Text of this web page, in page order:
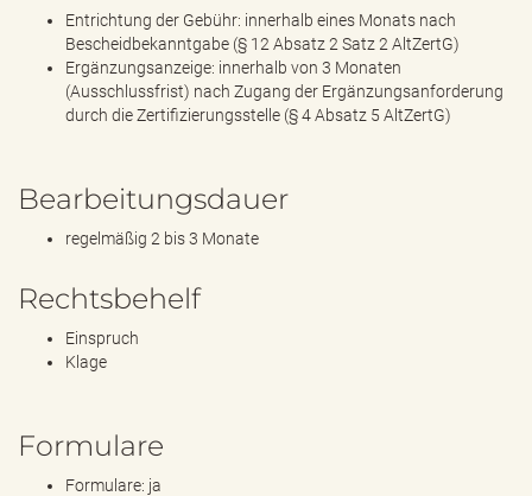
Entrichtung der Gebühr: innerhalb eines Monats nach
Bescheidbekanntgabe (§ 12 Absatz 2 Satz 2 AltZertG)
Ergänzungsanzeige: innerhalb von 3 Monaten
(Ausschlussfrist) nach Zugang der Ergänzungsanforderung
durch die Zertifizierungsstelle (§ 4 Absatz 5 AltZertG)
Bearbeitungsdauer
regelmäßig 2 bis 3 Monate
Rechtsbehelf
Einspruch
Klage
Formulare
Formulare: ja